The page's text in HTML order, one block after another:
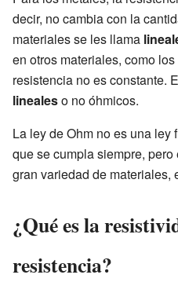
decir, no cambia con la
materiales se les llama
en otros materiales, como los
resistencia no es constante.
linealeso no óhmicos.
La ley de Ohm no es una
que se cumpla siempre,
gran variedad de materiales,
¿Qué es la
resistencia?